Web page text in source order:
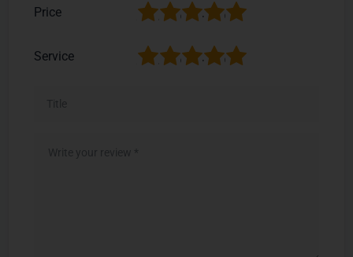
Price 5
4
3
2
Service 5
4
3
2